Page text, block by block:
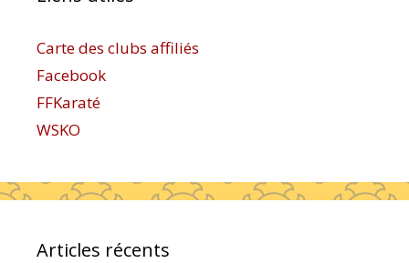
Carte des clubs affiliés
Facebook
FFKaraté
WSKO
Articles récents